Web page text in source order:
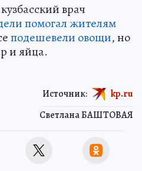
врач
помогал жителям
подешевели овощи, но
и яйца.
Светлана БАШТОВАЯ
Источник: kp.ru